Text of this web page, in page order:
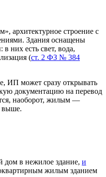
архитектурное строение с
Здания оснащены
них есть свет, вода,
(ст. 2 ФЗ № 384
ИП может сразу открывать
документацию на перевод
наоборот, жилым —
выше.
дом в нежилое здание, и
жилым зданием